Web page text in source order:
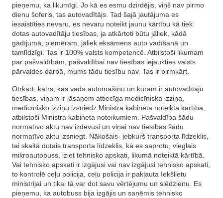
pieņemu, ka likumīgi. Jo kā es esmu dzirdējis, viņš nav pirmo
dienu šoferis, tas autovadītājs. Tad šajā jautājuma es
iesaistīties nevaru, es nevaru noteikt jaunu kārtību kā tiek
dotas autovadītāju tiesības, ja atkārtoti būtu jāliek, kādā
gadījumā, piemēram, jāliek eksāmens auto vadīšanā un
tamlīdzīgi. Tas ir 100% valsts kompetencē. Atbilstoši likumam
par pašvaldībām, pašvaldībai nav tiesības iejaukties valsts
pārvaldes darbā, mums tādu tiesību nav. Tas ir pirmkārt.
Otrkārt, katrs, kas vada automašīnu un kuram ir autovadītāju
tiesības, viņam ir jāsaņem attiecīga medicīniska izziņa,
medicīnisko izziņu izsniedz Ministra kabineta noteikta kārtība,
atbilstoši Ministra kabineta noteikumiem. Pašvaldība šādu
normatīvo aktu nav izdevusi un viņai nav tiesības šādu
normatīvo aktu izsniegt. Nākošais- jebkurš transporta līdzeklis,
tai skaitā dotais transporta līdzeklis, kā es saprotu, vieglais
mikroautobuss, iziet tehnisko apskati, likumā noteiktā kārtībā.
Vai tehnisko apskati ir izgājusi vai nav izgājusi tehnisko apskati,
to kontrolē ceļu policija, ceļu policija ir pakļauta Iekšlietu
ministrijai un tikai tā var dot savu vērtējumu un slēdzienu. Es
pieņemu, ka autobuss bija izgājis un saņēmis tehnisko